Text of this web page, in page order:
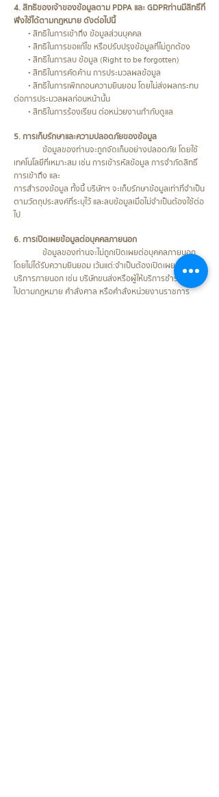
4. สิทธิของเจ้าของข้อมูลตาม PDPA และ GDPRท่านมีสิทธิ์ที่
พึงใช้ได้ตามกฎหมาย ดังต่อไปนี้
• สิทธิในการเข้าถึง ข้อมูลส่วนบุคคล
• สิทธิในการขอแก้ไข หรือปรับปรุงข้อมูลที่ไม่ถูกต้อง
• สิทธิในการลบ ข้อมูล (Right to be forgotten)
• สิทธิในการคัดค้าน การประมวลผลข้อมูล
• สิทธิในการเพิกถอนความยินยอม โดยไม่ส่งผลกระทบ
ต่อการประมวลผลก่อนหน้านั้น
• สิทธิในการร้องเรียน ต่อหน่วยงานกำกับดูแล
5. การเก็บรักษาและความปลอดภัยของข้อมูล
ข้อมูลของท่านจะถูกจัดเก็บอย่างปลอดภัย โดยใช้
เทคโนโลยีที่เหมาะสม เช่น การเข้ารหัสข้อมูล การจำกัดสิทธิ์
การเข้าถึง และ
การสำรองข้อมูล ทั้งนี้ บริษัทฯ จะเก็บรักษาข้อมูลเท่าที่จำเป็น
ตามวัตถุประสงค์ที่ระบุไว้ และลบข้อมูลเมื่อไม่จำเป็นต้องใช้ต่อ
ไป
6. การเปิดเผยข้อมูลต่อบุคคลภายนอก
ข้อมูลของท่านจะไม่ถูกเปิดเผยต่อบุคคลภายนอก
โดยไม่ได้รับความยินยอม เว้นแต่:จำเป็นต้องเปิดเผยแก่ผู้ให้
บริการภายนอก เช่น บริษัทขนส่งหรือผู้ให้บริการชำระเงินเป็น
ไปตามกฎหมาย คำสั่งศาล หรือคำสั่งหน่วยงานราชการ